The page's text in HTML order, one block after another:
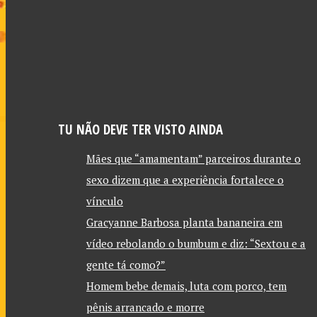
TU NÃO DEVE TER VISTO AINDA
Mães que “amamentam” parceiros durante o
sexo dizem que a experiência fortalece o
vínculo
Gracyanne Barbosa planta bananeira em
vídeo rebolando o bumbum e diz: “Sextou e a
gente tá como?”
Homem bebe demais, luta com porco, tem
pênis arrancado e morre